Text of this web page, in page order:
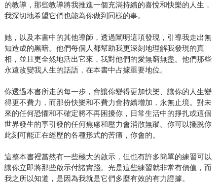
的教導，那些教導將我推進一個充滿持續的喜悅和快樂的人生，
我深切地希望它們也能為你做到同樣的事。
她，以及本書中的其他導師，透過闡明這項發現，引導我走出無
知造成的黑暗。他們每個人都幫助我更深刻地理解我發現的真
相，並且更全然地活出它來，我對他們的愛無窮無盡。他們那些
永遠改變我人生的話語，在本書中占據重要地位。
你透過本書所走的每一步，會讓你變得更加快樂、讓你的人生變
得更不費力，而那份快樂和不費力會持續增加，永無止境。對未
來的任何恐懼和不確定將不再困擾你，日常生活中的掙扎或這個
世界發生的事引發的任何焦慮和壓力會消散無蹤。你可以擺脫你
此刻可能正在經歷的各種形式的苦痛，你會的。
這整本書裡當然有一些極大的啟示，但也有許多簡單的練習可以
讓你立即將那些啟示付諸實踐。光是這些練習就非常有價值，而
我之所以知道，是因為我就是它們多麼有效的有力證據。